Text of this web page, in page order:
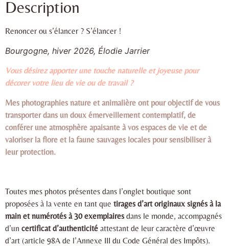
Description
Renoncer ou s’élancer ? S’élancer !
Bourgogne, hiver 2026, Élodie Jarrier
Vous désirez apporter une touche naturelle et joyeuse pour
décorer votre lieu de vie ou de travail ?
Mes photographies nature et animalière ont pour objectif de vous
transporter dans un doux émerveillement contemplatif, de
conférer une atmosphère apaisante à vos espaces de vie et de
valoriser la flore et la faune sauvages locales pour sensibiliser à
leur protection.
Toutes mes photos présentes dans l’onglet boutique sont
proposées à la vente en tant que tirages d’art originaux signés à la
main et numérotés à 30 exemplaires dans le monde, accompagnés
d’un certificat d’authenticité attestant de leur caractère d’œuvre
d’art (article 98A de l’Annexe III du Code Général des Impôts).